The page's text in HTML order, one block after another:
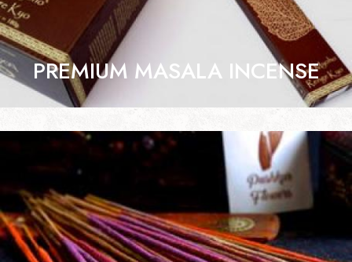
PREMIUM MASALA INCENSE